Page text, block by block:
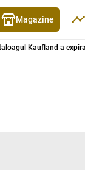
Magazine
Kaufland a